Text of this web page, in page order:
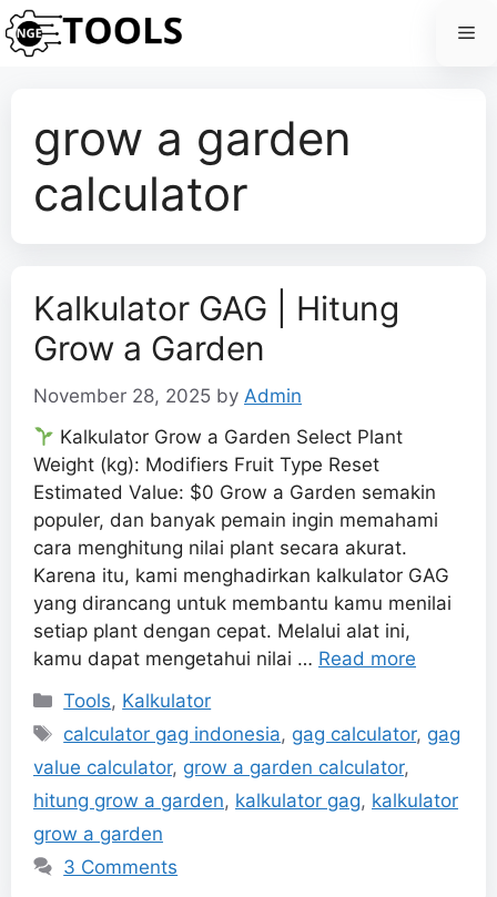
Skip
to
grow a garden
calculator
Kalkulator GAG | Hitung
Grow a Garden
November 28, 2025 by Admin
Kalkulator Grow a Garden Select Plant
Weight (kg): Modifiers Fruit Type Reset
Estimated Value: $0 Grow a Garden semakin
populer, dan banyak pemain ingin memahami
cara menghitung nilai plant secara akurat.
Karena itu, kami menghadirkan kalkulator GAG
yang dirancang untuk membantu kamu menilai
setiap plant dengan cepat. Melalui alat ini,
kamu dapat mengetahui nilai … Read more
Categories
Tools, Kalkulator
Tags
calculator gag indonesia, gag calculator, gag
value calculator, grow a garden calculator,
hitung grow a garden, kalkulator gag, kalkulator
grow a garden
3 Comments